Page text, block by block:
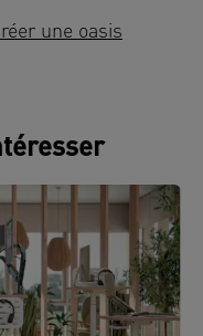
une oasis